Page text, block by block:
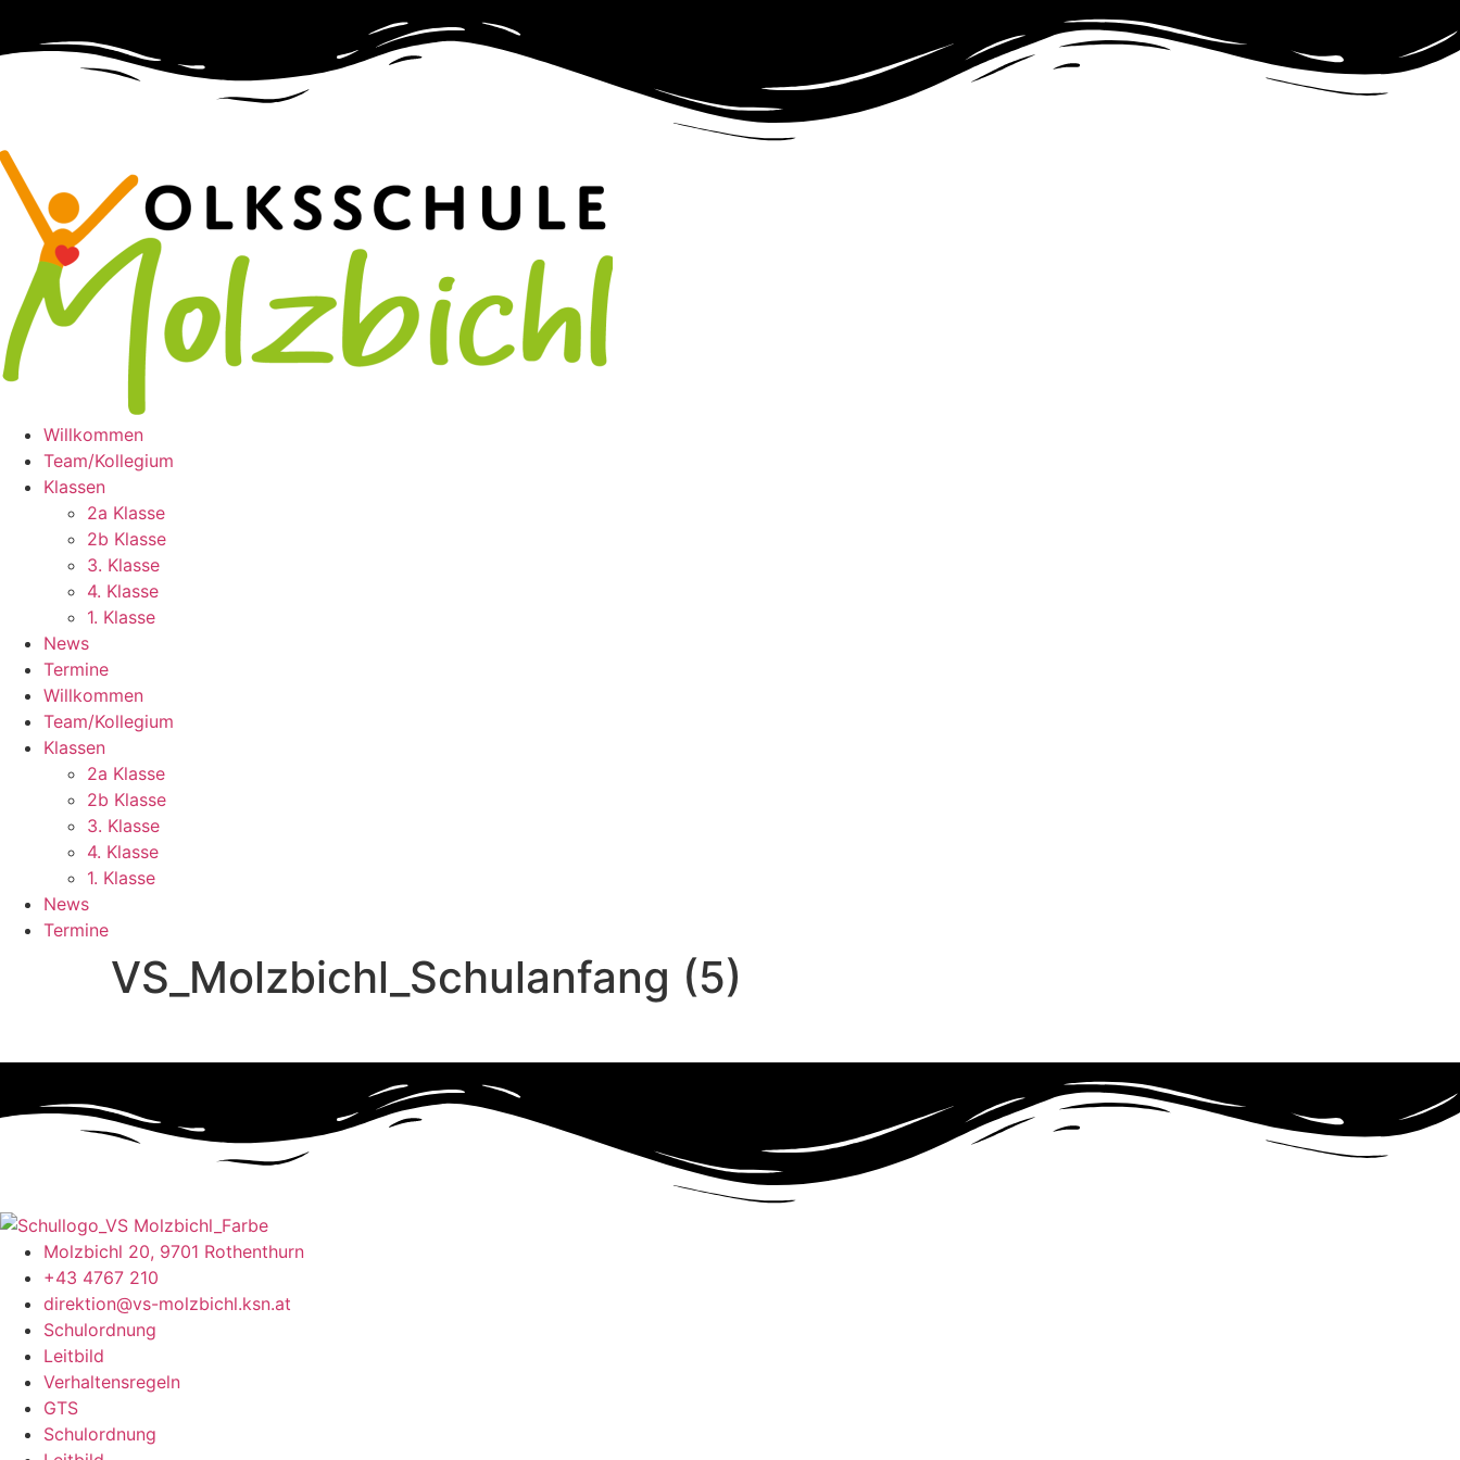
Inhalt
Willkommen
Team/Kollegium
Klassen
2a Klasse
2b Klasse
3. Klasse
4. Klasse
1. Klasse
News
Termine
Willkommen
Team/Kollegium
Klassen
2a Klasse
2b Klasse
3. Klasse
4. Klasse
1. Klasse
News
Termine
VS_Molzbichl_Schulanfang (5)
Molzbichl 20, 9701 Rothenthurn
+43 4767 210
direktion@vs-molzbichl.ksn.at
Schulordnung
Leitbild
Verhaltensregeln
GTS
Schulordnung